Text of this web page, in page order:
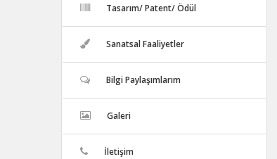
Tasarım/ Patent/ Ödül
Sanatsal Faaliyetler
Bilgi Paylaşımlarım
Galeri
İletişim